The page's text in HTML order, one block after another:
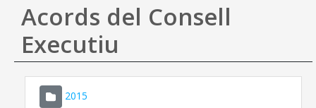
Ajuda
Acords del Consell
Executiu
2015